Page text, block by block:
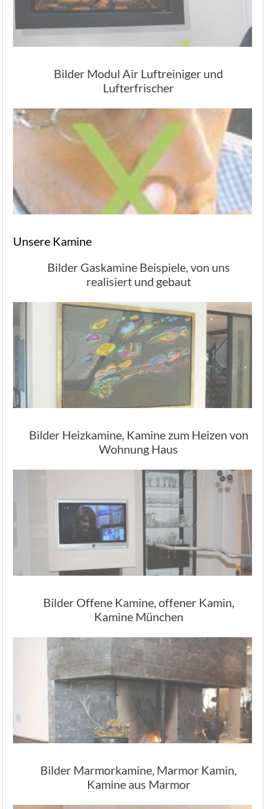
Bilder Modul Air Luftreiniger und
Lufterfrischer
Unsere Kamine
Bilder Gaskamine Beispiele, von uns
realisiert und gebaut
Bilder Heizkamine, Kamine zum Heizen von
Wohnung Haus
Bilder Offene Kamine, offener Kamin,
Kamine München
Bilder Marmorkamine, Marmor Kamin,
Kamine aus Marmor